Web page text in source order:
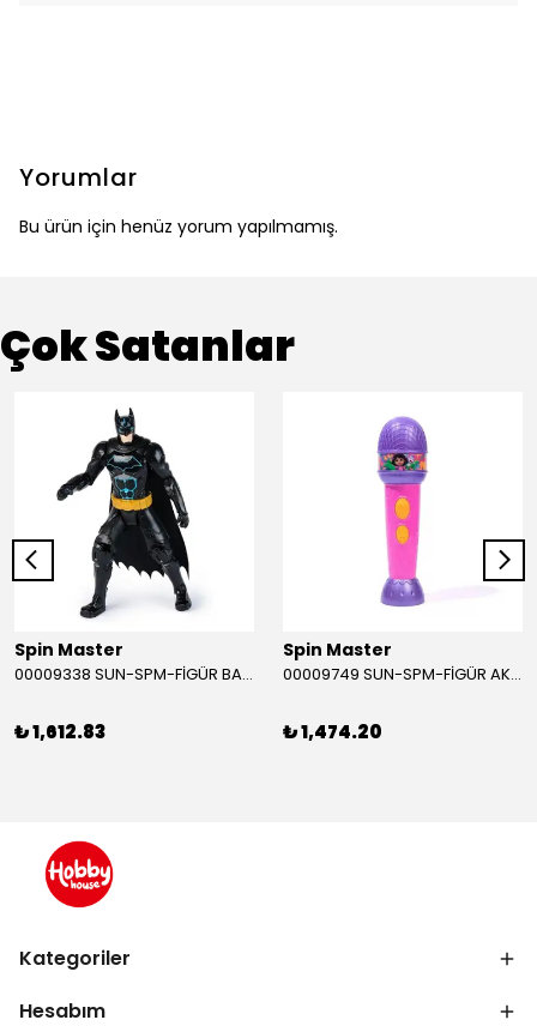
Yorumlar
Bu ürün için henüz yorum yapılmamış.
Çok Satanlar
Spin Master
00009338 SUN-SPM-FİGÜR BATMAN NİNJA STRIKE 30 CM. EXC.
₺ 1,612.83
Spin Master
00009749 SUN-SPM-FİGÜR AKS. DORA MİKROFON YAĞMUR ORMANI RİTMİ (DORA) SESLİ
₺ 1,474.20
Kategoriler
Hesabım